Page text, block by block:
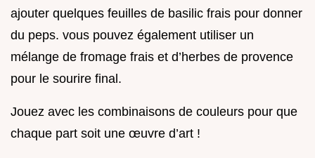
ajouter quelques feuilles de basilic frais pour donner
du peps. vous pouvez également utiliser un
mélange de fromage frais et d’herbes de provence
pour le sourire final.
Jouez avec les combinaisons de couleurs pour que
chaque part soit une œuvre d’art !